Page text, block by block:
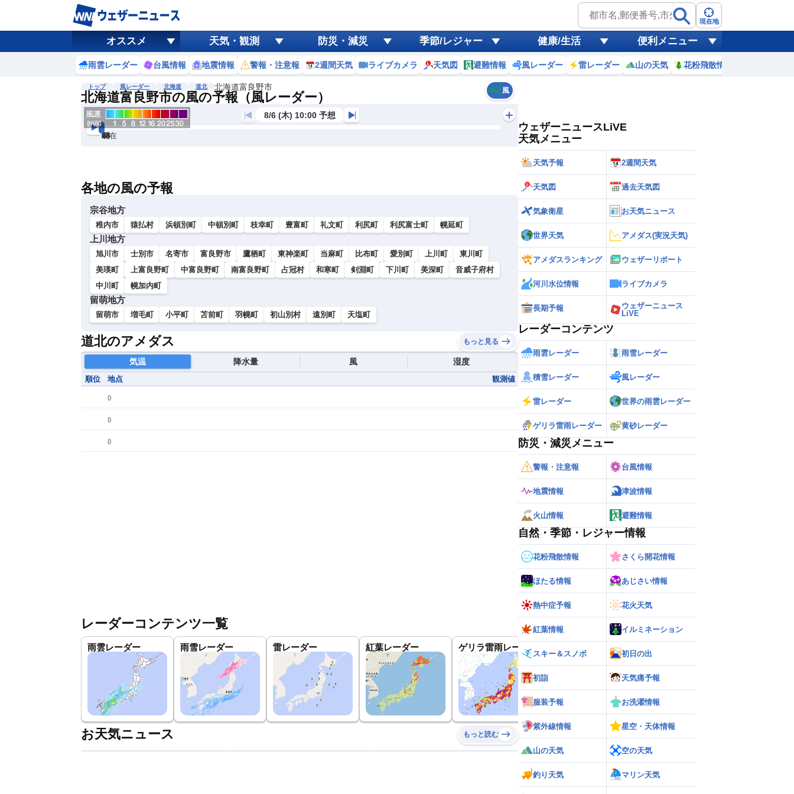
現在地
オススメ 天気・観測 防災・減災 季節/レジャー 健康/生活 便利メニュー
雨雲レーダー 台風情報 地震情報 警報・注意報 2週間天気 ライブカメラ 天気図 避難情報 風レーダー 雷レーダー 山の天気 花粉飛散情報
トップ 風レーダー 北海道 道北 北海道富良野市
北海道富良野市の風の予報（風レーダー） 風
風
黄砂
天気 台風
8/6 (木) 10:00 予想
現在
6h
12
24
36
48
60
72
各地の風の予報
宗谷地方
稚内市 猿払村 浜頓別町 中頓別町 枝幸町 豊富町 礼文町 利尻町 利尻富士町 幌延町
上川地方
旭川市 士別市 名寄市 富良野市 鷹栖町 東神楽町 当麻町 比布町 愛別町 上川町
東川町
美瑛町
上富良野町 中富良野町 南富良野町 占冠村 和寒町 剣淵町 下川町 美深町
音威子府村
中川町
幌加内町
留萌地方
留萌市 増毛町 小平町 苫前町 羽幌町 初山別村 遠別町 天塩町
道北のアメダス もっと見る
気温 降水量 風 湿度
順位 地点 観測値
()
()
()
レーダーコンテンツ一覧
雨雲レーダー 雨雪レーダー 雷レーダー 紅葉レーダー ゲリラ雷雨レーダー 世界の雨雲レーダー
お天気ニュース もっと読む
ウェザーニュースLiVE
天気メニュー
天気予報 2週間天気
天気図 過去天気図
気象衛星 お天気ニュース
世界天気 アメダス(実況天気)
アメダスランキング ウェザーリポート
河川水位情報 ライブカメラ
長期予報
ウェザーニュース
LiVE
レーダーコンテンツ
雨雲レーダー 雨雪レーダー
積雪レーダー 風レーダー
雷レーダー 世界の雨雲レーダー
ゲリラ雷雨レーダー 黄砂レーダー
防災・減災メニュー
警報・注意報 台風情報
地震情報 津波情報
火山情報 避難情報
自然・季節・レジャー情報
花粉飛散情報 さくら開花情報
ほたる情報 あじさい情報
熱中症予報 花火天気
紅葉情報 イルミネーション
スキー＆スノボ 初日の出
初詣 天気痛予報
服装予報 お洗濯情報
紫外線情報 星空・天体情報
山の天気 空の天気
釣り天気 マリン天気